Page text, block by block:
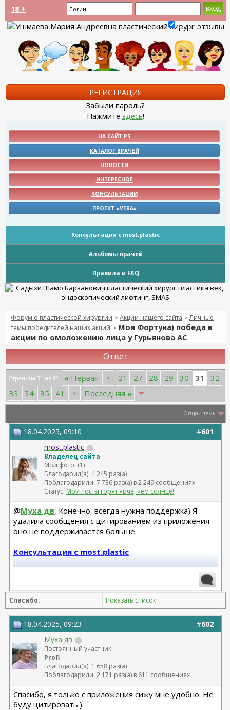
18 +
Запомнить?
РЕГИСТРАЦИЯ
Забыли пароль?
Нажмите здесь!
НА САЙТ PS
КАТАЛОГ ВРАЧЕЙ
НОВОСТИ
ИНТЕРЕСНОЕ
КОНСУЛЬТАЦИИ
ПРОЕКТ «VERA»
Консультация с most.plastic
Альбомы врачей
Правила и FAQ
Форум о пластической хирургии > Акции нашего сайта >Личные
темы победителей наших акций > Моя Фортуна) победа в
акции по омоложению лица у Гурьянова АС
Ответ
Страница 31 из 42 « Первая < 21 27 28 29 30 31
32
33
34 35 41 > Последняя »
Опции темы
#601
18.04.2025, 09:10
most.plastic
Владелец сайта
Мои фото: (1)
Благодарил(а): 4 245 раз(а)
Поблагодарили: 7 736 раз(а) в 2 249 сообщениях
Статус: Мои посты горят ярче, чем солнце!
@Муха дв, Конечно, всегда нужна поддержка) Я
удалила сообщения с цитированием из приложения -
оно не поддерживается больше.
Консультация с most.plastic
11.24 смас+эндо лба Барсегян Овсеп
+ липофилинг кистей рук Джимиев Мулдар (в одну оп)
Замена Мотива Эрго 475сс деми 20.03.23 Арамян
Левон,
коррекция складки 04.24 + коррекция липофилингом
Липофилинг лица + нити 10.2022 - Андрющенко
Олеся - оказалась сожжена платизма и нити стояли
там где нельзя
Рино 2020 - Константинов Бадри,
Миниабдо + грыжа 2019 - Малкаров
Спасибо: Показать список
#602
18.04.2025, 09:23
Муха дв
Постоянный участник
Profi
Благодарил(а): 1 658 раз(а)
Поблагодарили: 2 171 раз(а) в 611 сообщениях
Спасибо, я только с приложения сижу мне удобно. Не
буду цитировать.)